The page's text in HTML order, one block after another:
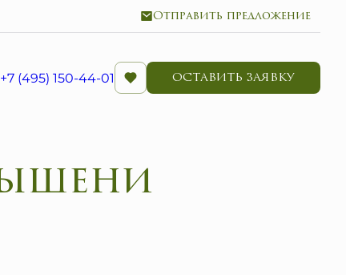
Отправить предложение
+7 (495) 150-44-01 ОСТАВИТЬ ЗАЯВКУ